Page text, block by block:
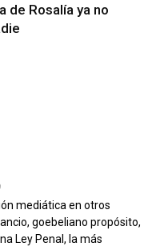
de Rosalía ya no
mediática en otros
goebeliano propósito,
Ley Penal, la más